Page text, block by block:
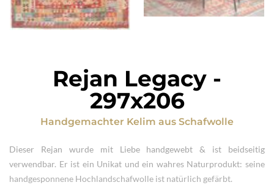
Rejan Legacy -
297x206
Handgemachter Kelim aus Schafwolle
Dieser Rejan wurde mit Liebe handgewebt & ist beidseitig
verwendbar. Er ist ein Unikat und ein wahres Naturprodukt: seine
handgesponnene Hochlandschafwolle ist natürlich gefärbt.